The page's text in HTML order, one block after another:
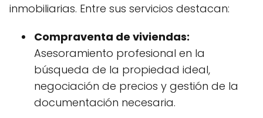
inmobiliarias. Entre sus servicios destacan:
Compraventa de viviendas:
Asesoramiento profesional en la
búsqueda de la propiedad ideal,
negociación de precios y gestión de la
documentación necesaria.